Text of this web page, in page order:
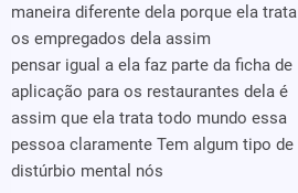
maneira diferente dela porque ela trata
os empregados dela assim
pensar igual a ela faz parte da ficha de
aplicação para os restaurantes dela é
assim que ela trata todo mundo essa
pessoa claramente Tem algum tipo de
distúrbio mental nós